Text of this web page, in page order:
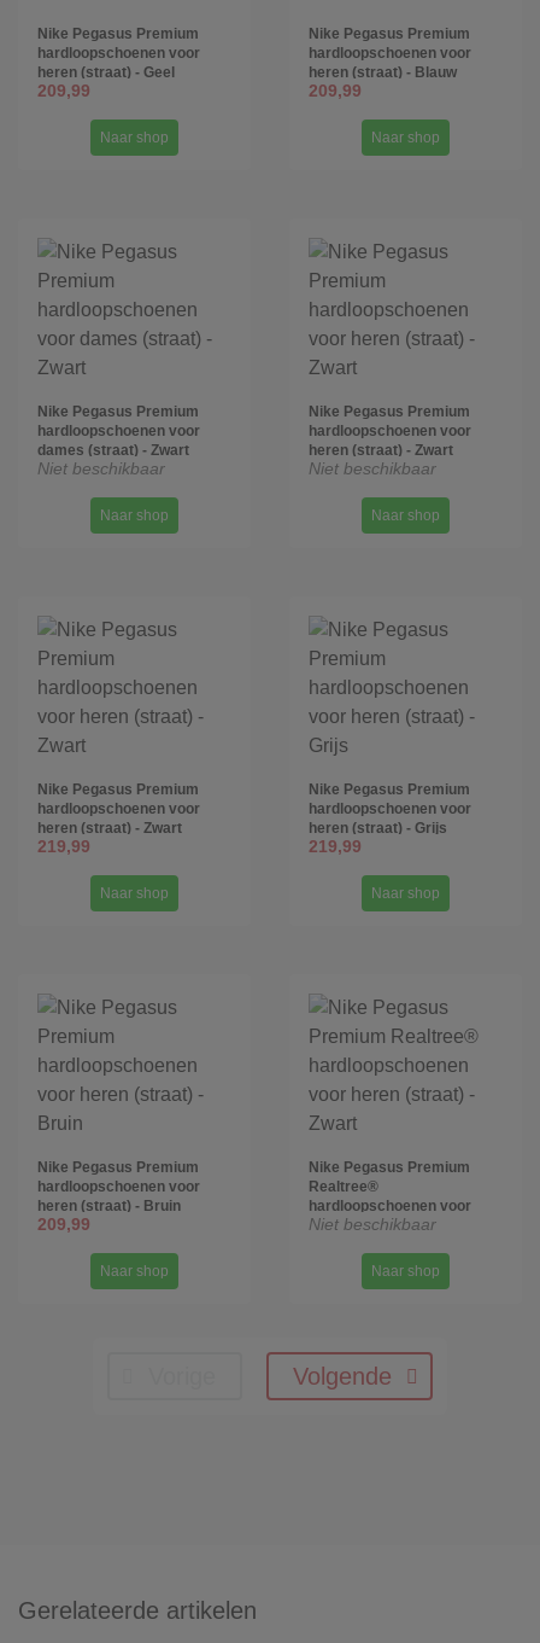
Nike Pegasus Premium
hardloopschoenen voor
heren (straat) - Geel
209,99
Naar shop
Nike Pegasus Premium
hardloopschoenen voor
heren (straat) - Blauw
209,99
Naar shop
Nike Pegasus Premium
hardloopschoenen voor
dames (straat) - Zwart
Niet beschikbaar
Naar shop
Nike Pegasus Premium
hardloopschoenen voor
heren (straat) - Zwart
Niet beschikbaar
Naar shop
Nike Pegasus Premium
hardloopschoenen voor
heren (straat) - Zwart
219,99
Naar shop
Nike Pegasus Premium
hardloopschoenen voor
heren (straat) - Grijs
219,99
Naar shop
Nike Pegasus Premium
hardloopschoenen voor
heren (straat) - Bruin
209,99
Naar shop
Nike Pegasus Premium
Realtree®
hardloopschoenen voor
heren (straat) - Zwart
Niet beschikbaar
Naar shop
Volgende
Gerelateerde artikelen